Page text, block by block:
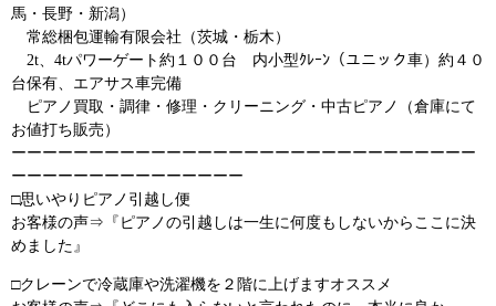
馬・長野・新潟）
常総梱包運輸有限会社（茨城・栃木）
2t、4tパワーゲート約１００台 内小型ｸﾚｰﾝ（ユニック車）約４０
台保有、エアサス車完備
ピアノ買取・調律・修理・クリーニング・中古ピアノ（倉庫にて
お値打ち販売）
ーーーーーーーーーーーーーーーーーーーーーーーーーーーーーー
ーーーーーーーーーーーーーーー
□思いやりピアノ引越し便
お客様の声⇒『ピアノの引越しは一生に何度もしないからここに決
めました』
□クレーンで冷蔵庫や洗濯機を２階に上げますオススメ